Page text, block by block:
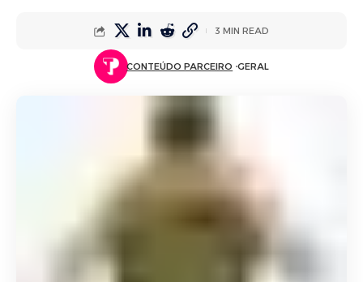
CONTEÚDO PARCEIRO GERAL
3 MIN READ